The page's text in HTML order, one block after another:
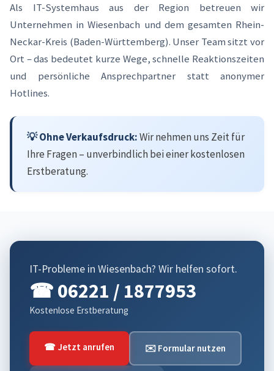
Als IT-Systemhaus aus der Region betreuen wir
Unternehmen in Wiesenbach und dem gesamten Rhein-
Neckar-Kreis (Baden-Württemberg). Unser Team sitzt vor
Ort – das bedeutet kurze Wege, schnelle Reaktionszeiten
und persönliche Ansprechpartner statt anonymer
Hotlines.
💡 Ohne Verkaufsdruck:Wir nehmen uns Zeit für
Ihre Fragen – unverbindlich bei einer kostenlosen
Erstberatung.
IT-Probleme in Wiesenbach? Wir helfen sofort.
☎ 06221 / 1877953
Kostenlose Erstberatung
☎ Jetzt anrufen ✉️ Formular nutzen